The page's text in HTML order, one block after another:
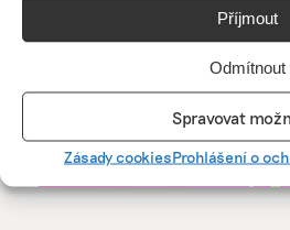
Příjmout
Odmítnout
Spravovat
Zásady cookiesProhlášení o